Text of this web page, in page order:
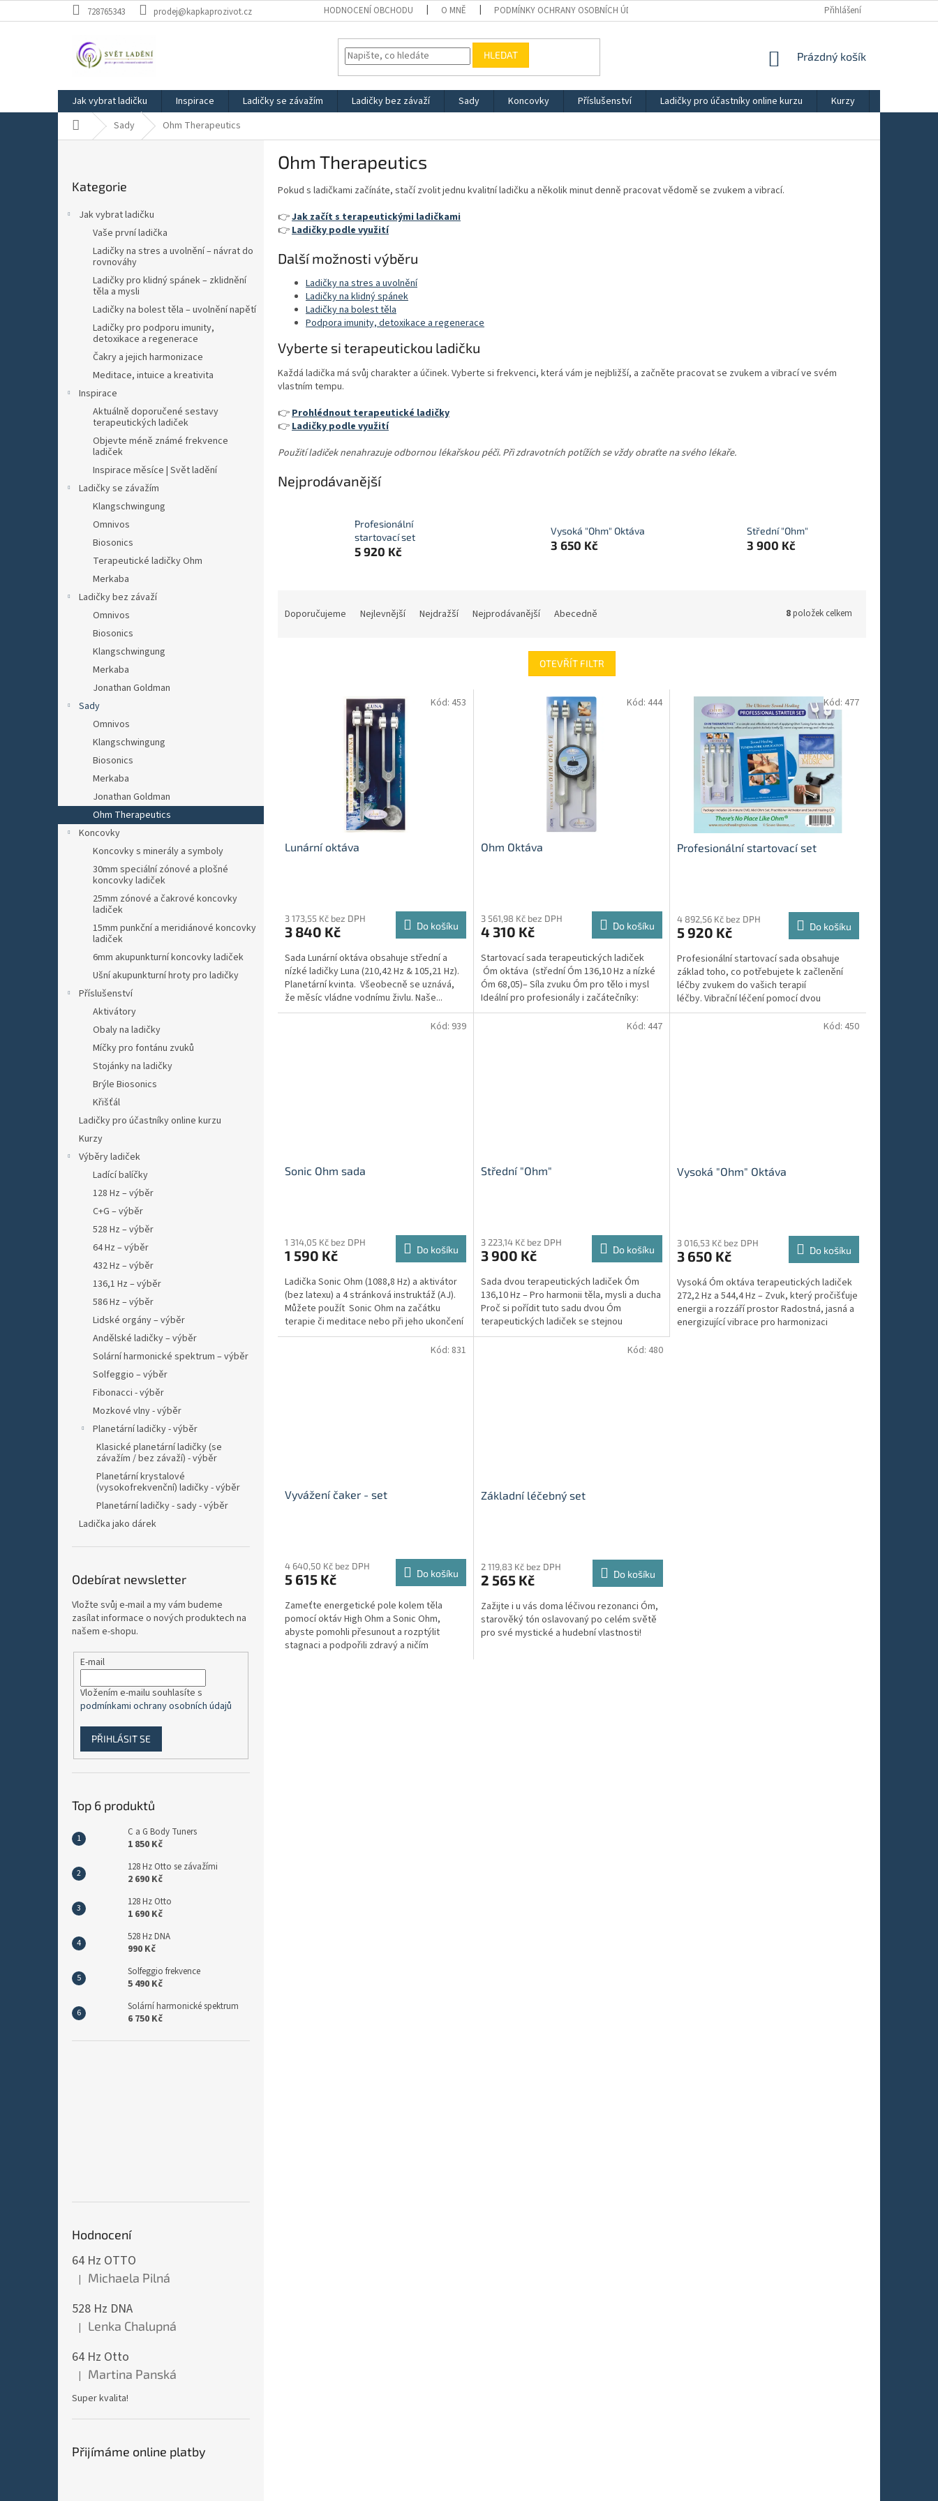
na
728765343 prodej@kapkaprozivot.cz HODNOCENÍ OBCHODU O MNĚ PODMÍNKY OCHRANY OSOBNÍCH ÚDAJŮ REKLAMAČNÍ ŘÁD
Přihlášení
HLEDAT
NÁKUPNÍ
Prázdný košík
Jak vybrat ladičku Inspirace Ladičky se závažím Ladičky bez závaží Sady Koncovky Příslušenství Ladičky pro účastníky online kurzu Kurzy
Domů Sady Ohm Therapeutics
kategorie
Kategorie
Jak vybrat ladičku
Vaše první ladička
Ladičky na stres a uvolnění – návrat do
rovnováhy
Ladičky pro klidný spánek – zklidnění
těla a mysli
Ladičky na bolest těla – uvolnění napětí
Ladičky pro podporu imunity,
detoxikace a regenerace
Čakry a jejich harmonizace
Meditace, intuice a kreativita
Inspirace
Aktuálně doporučené sestavy
terapeutických ladiček
Objevte méně známé frekvence
ladiček
Inspirace měsíce | Svět ladění
Ladičky se závažím
Klangschwingung
Omnivos
Biosonics
Terapeutické ladičky Ohm
Merkaba
Ladičky bez závaží
Omnivos
Biosonics
Klangschwingung
Merkaba
Jonathan Goldman
Sady
Omnivos
Klangschwingung
Biosonics
Merkaba
Jonathan Goldman
Ohm Therapeutics
Koncovky
Koncovky s minerály a symboly
30mm speciální zónové a plošné
koncovky ladiček
25mm zónové a čakrové koncovky
ladiček
15mm punkční a meridiánové koncovky
ladiček
6mm akupunkturní koncovky ladiček
Ušní akupunkturní hroty pro ladičky
Příslušenství
Aktivátory
Obaly na ladičky
Míčky pro fontánu zvuků
Stojánky na ladičky
Brýle Biosonics
Křišťál
Ladičky pro účastníky online kurzu
Kurzy
Výběry ladiček
Ladící balíčky
128 Hz – výběr
C+G – výběr
528 Hz – výběr
64 Hz – výběr
432 Hz – výběr
136,1 Hz – výběr
586 Hz – výběr
Lidské orgány – výběr
Andělské ladičky – výběr
Solární harmonické spektrum – výběr
Solfeggio – výběr
Fibonacci - výběr
Mozkové vlny - výběr
Planetární ladičky - výběr
Klasické planetární ladičky (se
závažím / bez závaží) - výběr
Planetární krystalové
(vysokofrekvenční) ladičky - výběr
Planetární ladičky - sady - výběr
Ladička jako dárek
Odebírat newsletter
Vložte svůj e-mail a my vám budeme
zasílat informace o nových produktech na
našem e-shopu.
E-mail
Vložením e-mailu souhlasíte s
podmínkami ochrany osobních údajů
PŘIHLÁSIT SE
Top 6 produktů
C a G Body Tuners
1 850 Kč
128 Hz Otto se závažími
2 690 Kč
128 Hz Otto
1 690 Kč
528 Hz DNA
990 Kč
Solfeggio frekvence
5 490 Kč
Solární harmonické spektrum
6 750 Kč
Hodnocení
64 Hz OTTO
Hodnocení produktu je 5 z 5 hvězdiček.
| Michaela Pilná
528 Hz DNA
Hodnocení produktu je 5 z 5 hvězdiček.
| Lenka Chalupná
64 Hz Otto
Hodnocení produktu je 5 z 5 hvězdiček.
| Martina Panská
Super kvalita!
Přijímáme online platby
Ohm Therapeutics
Pokud s ladičkami začínáte, stačí zvolit jednu kvalitní ladičku a několik minut denně pracovat vědomě se zvukem a vibrací.
👉Jak začít s terapeutickými ladičkami
👉 Ladičky podle využití
Další možnosti výběru
Ladičky na stres a uvolnění
Ladičky na klidný spánek
Ladičky na bolest těla
Podpora imunity, detoxikace a regenerace
Vyberte si terapeutickou ladičku
Každá ladička má svůj charakter a účinek. Vyberte si frekvenci, která vám je nejbližší, a začněte pracovat se zvukem a vibrací ve svém
vlastním tempu.
👉Prohlédnout terapeutické ladičky
👉Ladičky podle využití
Použití ladiček nenahrazuje odbornou lékařskou péči. Při zdravotních potížích se vždy obraťte na svého lékaře.
Nejprodávanější
Profesionální
startovací set
5 920 Kč
Vysoká "Ohm" Oktáva
3 650 Kč
Střední "Ohm"
3 900 Kč
Doporučujeme Nejlevnější Nejdražší Nejprodávanější Abecedně 8položek celkem
OTEVŘÍT FILTR
Lunární oktáva
3 173,55 Kč bez DPH
3 840 Kč Do košíku
Sada Lunární oktáva obsahuje střední a
nízké ladičky Luna (210,42 Hz & 105,21 Hz).
Planetární kvinta. Všeobecně se uznává,
že měsíc vládne vodnímu živlu. Naše...
Kód: 453
Ohm Oktáva
3 561,98 Kč bez DPH
4 310 Kč Do košíku
Startovací sada terapeutických ladiček
Óm oktáva (střední Óm 136,10 Hz a nízké
Óm 68,05)– Síla zvuku Óm pro tělo i mysl
Ideální pro profesionály i začátečníky:
dvě...
Kód: 444
Profesionální startovací set
4 892,56 Kč bez DPH
5 920 Kč Do košíku
Profesionální startovací sada obsahuje
základ toho, co potřebujete k začlenění
léčby zvukem do vašich terapií
léčby. Vibrační léčení pomocí dvou
středoohmových ladiček...
Kód: 477
Sonic Ohm sada
1 314,05 Kč bez DPH
1 590 Kč Do košíku
Ladička Sonic Ohm (1088,8 Hz) a aktivátor
(bez latexu) a 4 stránková instruktáž (AJ).
Můžete použít Sonic Ohm na začátku
terapie či meditace nebo při jeho ukončení
a...
Kód: 939
Střední "Ohm"
3 223,14 Kč bez DPH
3 900 Kč Do košíku
Sada dvou terapeutických ladiček Óm
136,10 Hz – Pro harmonii těla, mysli a ducha
Proč si pořídit tuto sadu dvou Óm
terapeutických ladiček se stejnou
frekvencí 136,1 Hz? jsou...
Kód: 447
Vysoká "Ohm" Oktáva
3 016,53 Kč bez DPH
3 650 Kč Do košíku
Vysoká Óm oktáva terapeutických ladiček
272,2 Hz a 544,4 Hz – Zvuk, který pročišťuje
energii a rozzáří prostor Radostná, jasná a
energizující vibrace pro harmonizaci
Kód: 450
Vyvážení čaker - set
4 640,50 Kč bez DPH
5 615 Kč Do košíku
Zameťte energetické pole kolem těla
pomocí oktáv High Ohm a Sonic Ohm,
abyste pomohli přesunout a rozptýlit
stagnaci a podpořili zdravý a ničím
Kód: 831
Základní léčebný set
2 119,83 Kč bez DPH
2 565 Kč Do košíku
Zažijte i u vás doma léčivou rezonanci Óm,
starověký tón oslavovaný po celém světě
pro své mystické a hudební vlastnosti!
Kód: 480